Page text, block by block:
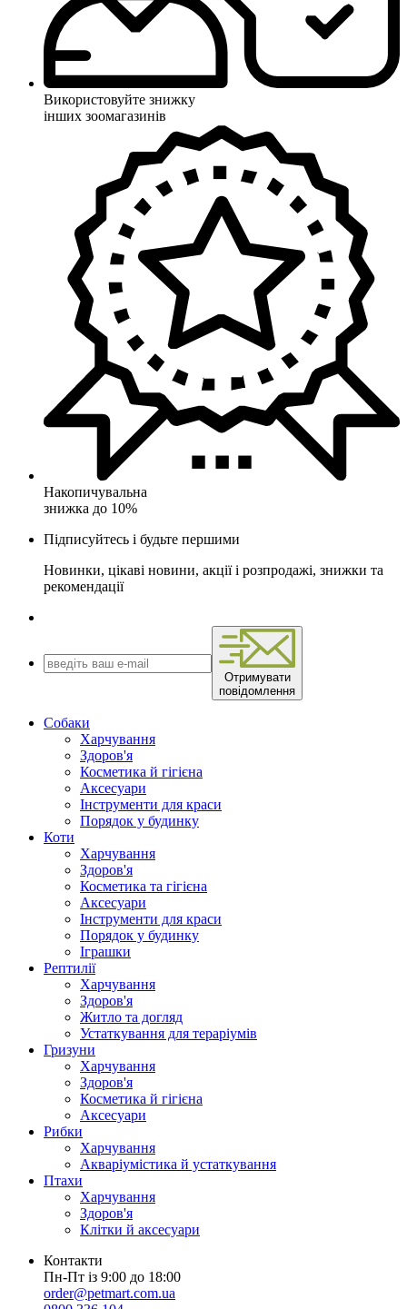
Використовуйте знижку
інших зоомагазинів
Накопичувальна
знижка до 10%
Підписуйтесь і будьте першими
Новинки, цікаві новини, акції і розпродажі, знижки та
рекомендації
Отримувати
повідомлення
Собаки
Харчування
Здоров'я
Косметика й гігієна
Аксесуари
Інструменти для краси
Порядок у будинку
Коти
Харчування
Здоров'я
Косметика та гігієна
Аксесуари
Інструменти для краси
Порядок у будинку
Іграшки
Рептилії
Харчування
Здоров'я
Житло та догляд
Устаткування для тераріумів
Гризуни
Харчування
Здоров'я
Косметика й гігієна
Аксесуари
Рибки
Харчування
Акваріумістика й устаткування
Птахи
Харчування
Здоров'я
Клітки й аксесуари
Контакти
Пн-Пт із 9:00 до 18:00
order@petmart.com.ua